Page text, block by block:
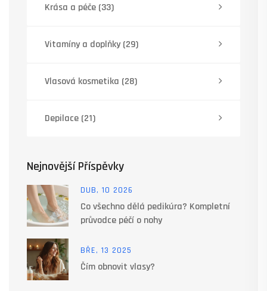
Krása a péče (33)
Vitamíny a doplňky(29)
Vlasová kosmetika (28)
Depilace (21)
Nejnovější Příspěvky
DUB, 10 2026
Co všechno dělá pedikúra? Kompletní
průvodce péčí o nohy
BŘE, 13 2025
Čím obnovit vlasy?